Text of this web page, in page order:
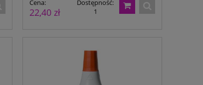
Papier perforowany A4 80g 500ark.
Cena:
22,40 zł
Dostępność:
1